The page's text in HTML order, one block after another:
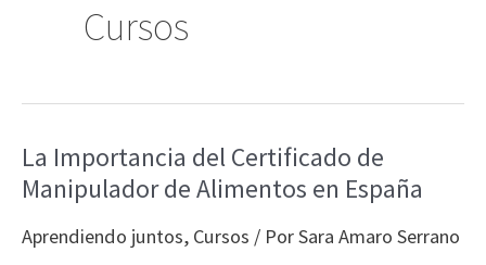
Cursos
La Importancia del Certificado de
Manipulador de Alimentos en España
Aprendiendo juntos, Cursos / PorSara Amaro Serrano